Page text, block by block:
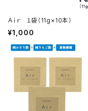
Ａｉｒ １袋（11g×10本）
¥1,000